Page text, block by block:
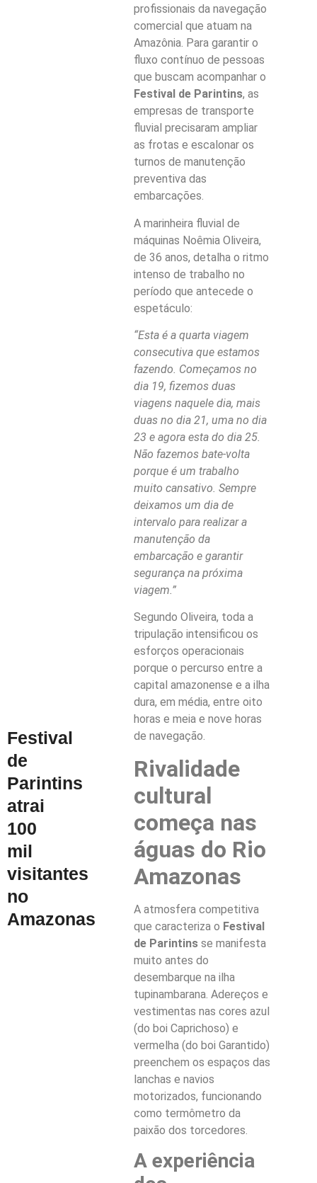
Festival
de
Parintins
atrai
100
mil
visitantes
no
Amazonas
profissionais da navegação
comercial que atuam na
Amazônia. Para garantir o
fluxo contínuo de pessoas
que buscam acompanhar o
Festival de Parintins, as
empresas de transporte
fluvial precisaram ampliar
as frotas e escalonar os
turnos de manutenção
preventiva das
embarcações.
A marinheira fluvial de
máquinas Noêmia Oliveira,
de 36 anos, detalha o ritmo
intenso de trabalho no
período que antecede o
espetáculo:
“Esta é a quarta viagem
consecutiva que estamos
fazendo. Começamos no
dia 19, fizemos duas
viagens naquele dia, mais
duas no dia 21, uma no dia
23 e agora esta do dia 25.
Não fazemos bate-volta
porque é um trabalho
muito cansativo. Sempre
deixamos um dia de
intervalo para realizar a
manutenção da
embarcação e garantir
segurança na próxima
viagem.”
Segundo Oliveira, toda a
tripulação intensificou os
esforços operacionais
porque o percurso entre a
capital amazonense e a ilha
dura, em média, entre oito
horas e meia e nove horas
de navegação.
Rivalidade
cultural
começa nas
águas do Rio
Amazonas
A atmosfera competitiva
que caracteriza o Festival
de Parintinsse manifesta
muito antes do
desembarque na ilha
tupinambarana. Adereços e
vestimentas nas cores azul
(do boi Caprichoso) e
vermelha (do boi Garantido)
preenchem os espaços das
lanchas e navios
motorizados, funcionando
como termômetro da
paixão dos torcedores.
A experiência